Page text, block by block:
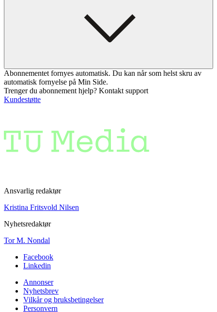
Abonnementet fornyes automatisk. Du kan når som helst skru av
automatisk fornyelse på Min Side.
Trenger du abonnement hjelp? Kontakt support
Kundestøtte
Ansvarlig redaktør
Kristina Fritsvold Nilsen
Nyhetsredaktør
Tor M. Nondal
Facebook
Linkedin
Annonser
Nyhetsbrev
Vilkår og bruksbetingelser
Personvern